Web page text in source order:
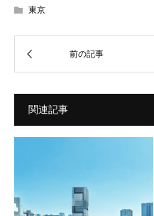
東京
関連記事